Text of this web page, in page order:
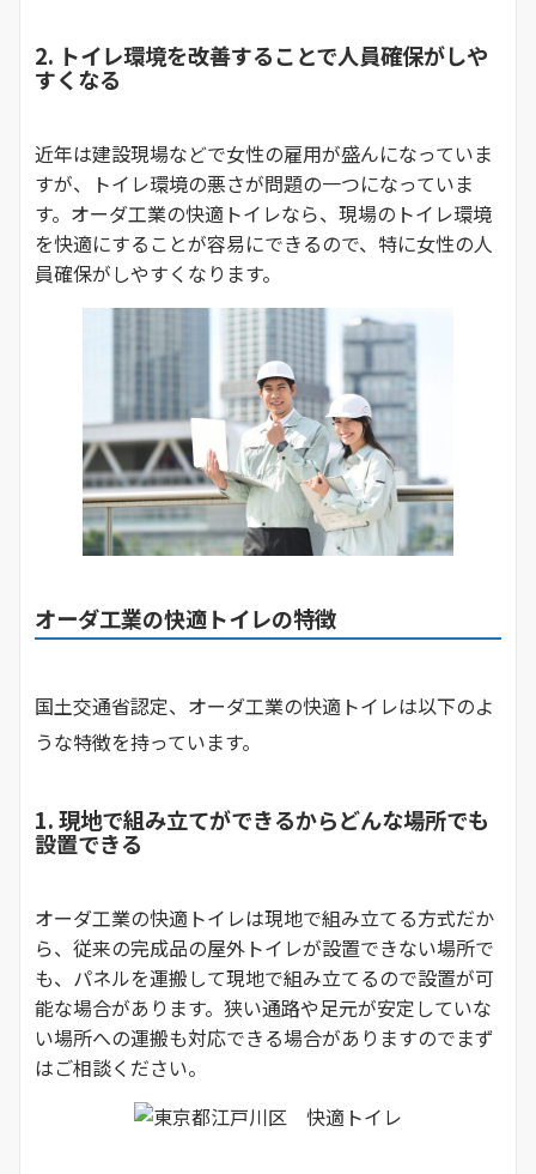
2. トイレ環境を改善することで人員確保がしや
すくなる
近年は建設現場などで女性の雇用が盛んになっていま
すが、トイレ環境の悪さが問題の一つになっていま
す。オーダ工業の快適トイレなら、現場のトイレ環境
を快適にすることが容易にできるので、特に女性の人
員確保がしやすくなります。
オーダ工業の快適トイレの特徴
国土交通省認定、オーダ工業の快適トイレは以下のよ
うな特徴を持っています。
1. 現地で組み立てができるからどんな場所でも
設置できる
オーダ工業の快適トイレは現地で組み立てる方式だか
ら、従来の完成品の屋外トイレが設置できない場所で
も、パネルを運搬して現地で組み立てるので設置が可
能な場合があります。狭い通路や足元が安定していな
い場所への運搬も対応できる場合がありますのでまず
はご相談ください。